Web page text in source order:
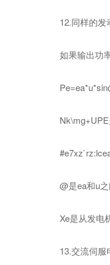
12.同样的发动
如果输出功率
Nk\mg+UPE
#e7xz`rz:lcea
@是ea和u之
Xe是从发电机
13.交流伺服